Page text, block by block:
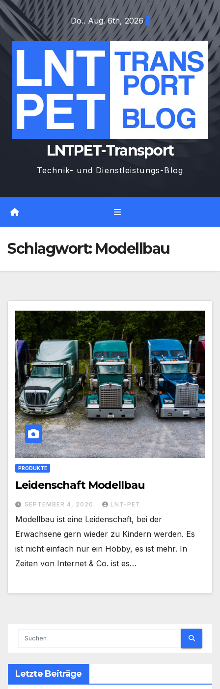
Zum
Inhalt
springen
Do.. Aug. 6th, 2026
LNTPET-Transport
Technik- und Dienstleistungs-Blog
Schlagwort: Modellbau
PRODUKTE
Leidenschaft Modellbau
SEPTEMBER 4, 2020 LNT-PET
Modellbau ist eine Leidenschaft, bei der
Erwachsene gern wieder zu Kindern werden. Es
ist nicht einfach nur ein Hobby, es ist mehr. In
Zeiten von Internet & Co. ist es…
Letzte Beiträge